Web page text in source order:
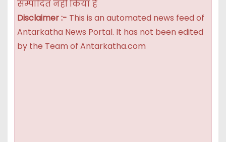
सम्पादित नहीं किया है
Disclaimer :- This is an automated news feed of
Antarkatha News Portal. It has not been edited
by the Team of Antarkatha.com